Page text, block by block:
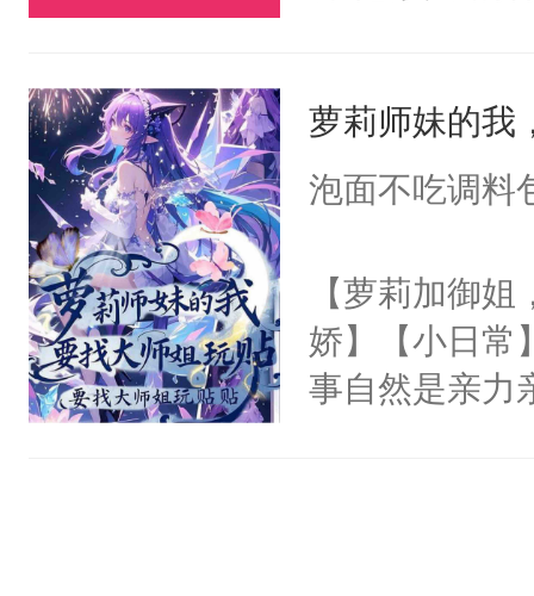
来身处一个恋
道的背景板
飞的爱情故
丽丝，让她远
之手，导致故
心热狐狸×白
萝莉师妹的我
泡面不吃调料
【萝莉加御
娇】【小日常
事自然是亲力